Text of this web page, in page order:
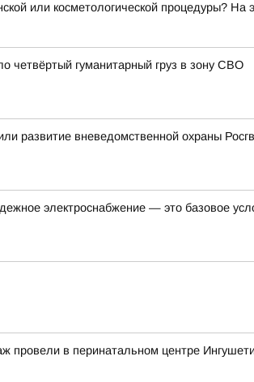
или косметологической процедуры? На
четвёртый гуманитарный груз в зону СВО
развитие вневедомственной охраны
электроснабжение — это базовое
провели в перинатальном центре